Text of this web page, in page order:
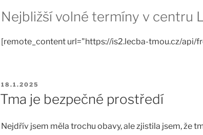
Nejbližší volné termíny v centru
[remote_content url="https://is2.lecba-tmou.cz/api/
PUBLIKOVÁNO
18.1.2025
Tma je bezpečné prostředí
Nejdřív jsem měla trochu obavy, ale zjistila jsem, že